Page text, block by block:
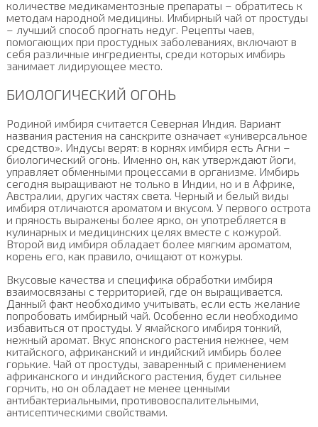
количестве медикаментозные препараты – обратитесь к
методам народной медицины. Имбирный чай от простуды
– лучший способ прогнать недуг. Рецепты чаев,
помогающих при простудных заболеваниях, включают в
себя различные ингредиенты, среди которых имбирь
занимает лидирующее место.
БИОЛОГИЧЕСКИЙ ОГОНЬ
Родиной имбиря считается Северная Индия. Вариант
названия растения на санскрите означает «универсальное
средство». Индусы верят: в корнях имбиря есть Агни –
биологический огонь. Именно он, как утверждают йоги,
управляет обменными процессами в организме. Имбирь
сегодня выращивают не только в Индии, но и в Африке,
Австралии, других частях света. Черный и белый виды
имбиря отличаются ароматом и вкусом. У первого острота
и пряность выражены более ярко, он употребляется в
кулинарных и медицинских целях вместе с кожурой.
Второй вид имбиря обладает более мягким ароматом,
корень его, как правило, очищают от кожуры.
Вкусовые качества и специфика обработки имбиря
взаимосвязаны с территорией, где он выращивается.
Данный факт необходимо учитывать, если есть желание
попробовать имбирный чай. Особенно если необходимо
избавиться от простуды. У ямайского имбиря тонкий,
нежный аромат. Вкус японского растения нежнее, чем
китайского, африканский и индийский имбирь более
горькие. Чай от простуды, заваренный с применением
африканского и индийского растения, будет сильнее
горчить, но он обладает не менее ценными
антибактериальными, противовоспалительными,
антисептическими свойствами.